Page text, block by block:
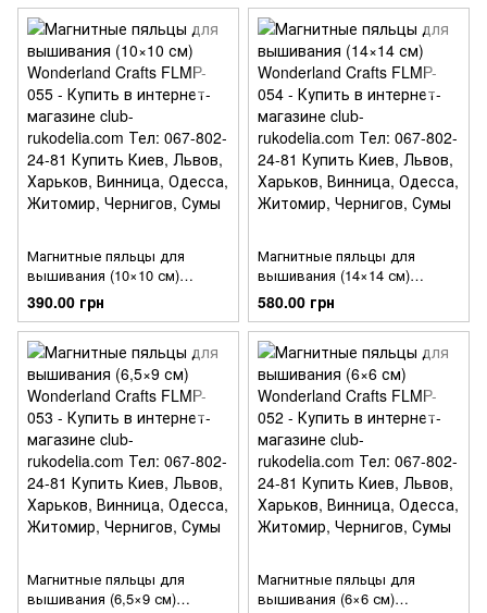
Магнитные пяльцы для
вышивания (10×10 см)
Wonderland Crafts FLMP-055
390.00 грн
Магнитные пяльцы для
вышивания (14×14 см)
Wonderland Crafts FLMP-054
580.00 грн
Магнитные пяльцы для
вышивания (6,5×9 см)
Магнитные пяльцы для
вышивания (6×6 см)